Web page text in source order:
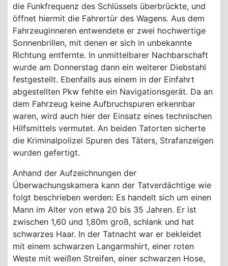
die Funkfrequenz des Schlüssels überbrückte, und
öffnet hiermit die Fahrertür des Wagens. Aus dem
Fahrzeuginneren entwendete er zwei hochwertige
Sonnenbrillen, mit denen er sich in unbekannte
Richtung entfernte. In unmittelbarer Nachbarschaft
wurde am Donnerstag dann ein weiterer Diebstahl
festgestellt. Ebenfalls aus einem in der Einfahrt
abgestellten Pkw fehlte ein Navigationsgerät. Da an
dem Fahrzeug keine Aufbruchspuren erkennbar
waren, wird auch hier der Einsatz eines technischen
Hilfsmittels vermutet. An beiden Tatorten sicherte
die Kriminalpolizei Spuren des Täters, Strafanzeigen
wurden gefertigt.
Anhand der Aufzeichnungen der
Überwachungskamera kann der Tatverdächtige wie
folgt beschrieben werden: Es handelt sich um einen
Mann im Alter von etwa 20 bis 35 Jahren. Er ist
zwischen 1,60 und 1,80m groß, schlank und hat
schwarzes Haar. In der Tatnacht war er bekleidet
mit einem schwarzen Langarmshirt, einer roten
Weste mit weißen Streifen, einer schwarzen Hose,